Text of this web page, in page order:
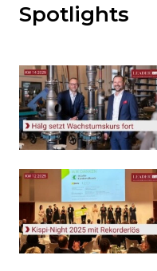
Möchten
den
weiteren
Inhalt
auslassen
und
zum
Seitenende
springen?
Spotlights